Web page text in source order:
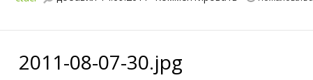
2011-08-07-30.jpg